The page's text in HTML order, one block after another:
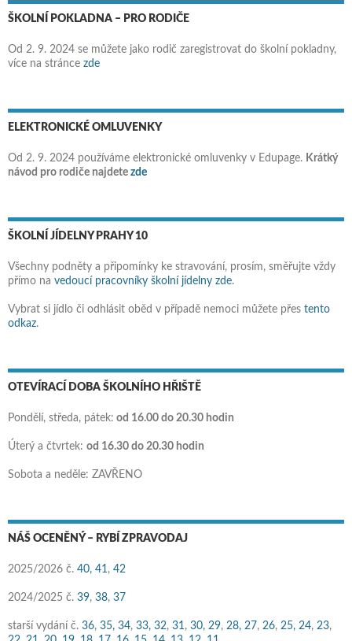
ŠKOLNÍ POKLADNA – PRO RODIČE
Od 2. 9. 2024 se můžete jako rodič zaregistrovat do školní pokladny,
více na stránce zde
ELEKTRONICKÉ OMLUVENKY
Od 2. 9. 2024 používáme elektronické omluvenky v Edupage. Krátký
návod pro rodiče najdete zde
ŠKOLNÍ JÍDELNY PRAHY 10
Všechny podněty a připomínky ke stravování, prosím, směřujte vždy
přímo na vedoucí pracovníky školní jídelny zde.
Vybrat si jídlo či odhlásit oběd v případě nemoci můžete přes tento
odkaz.
OTEVÍRACÍ DOBA ŠKOLNÍHO HŘIŠTĚ
Pondělí, středa, pátek: od 16.00 do 20.30 hodin
Úterý a čtvrtek: od 16.30 do 20.30 hodin
Sobota a neděle: ZAVŘENO
NÁŠ OCENĚNÝ – RYBÍ ZPRAVODAJ
2025/2026 č. 40, 41, 42
2024/2025 č. 39, 38, 37
starší vydání č. 36, 35, 34, 33, 32, 31, 30, 29, 28, 27, 26, 25, 24, 23,